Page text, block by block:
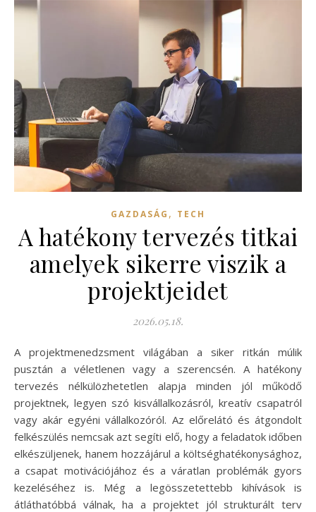
GAZDASÁG , TECH
A hatékony tervezés titkai
amelyek sikerre viszik a
projektjeidet
2026.05.18.
A projektmenedzsment világában a siker ritkán múlik
pusztán a véletlenen vagy a szerencsén. A hatékony
tervezés nélkülözhetetlen alapja minden jól működő
projektnek, legyen szó kisvállalkozásról, kreatív csapatról
vagy akár egyéni vállalkozóról. Az előrelátó és átgondolt
felkészülés nemcsak azt segíti elő, hogy a feladatok időben
elkészüljenek, hanem hozzájárul a költséghatékonysághoz,
a csapat motivációjához és a váratlan problémák gyors
kezeléséhez is. Még a legösszetettebb kihívások is
átláthatóbbá válnak, ha a projektet jól strukturált terv